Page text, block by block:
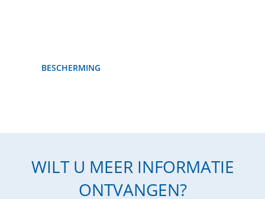
BESCHERMING
WILT U MEER INFORMATIE
ONTVANGEN?